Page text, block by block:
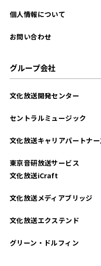
個人情報について
お問い合わせ
グループ会社
文化放送開発センター
セントラルミュージック
文化放送キャリアパートナ
東京音研放送サービス
文化放送iCraft
文化放送メディアブリッジ
文化放送エクステンド
グリーン・ドルフィン